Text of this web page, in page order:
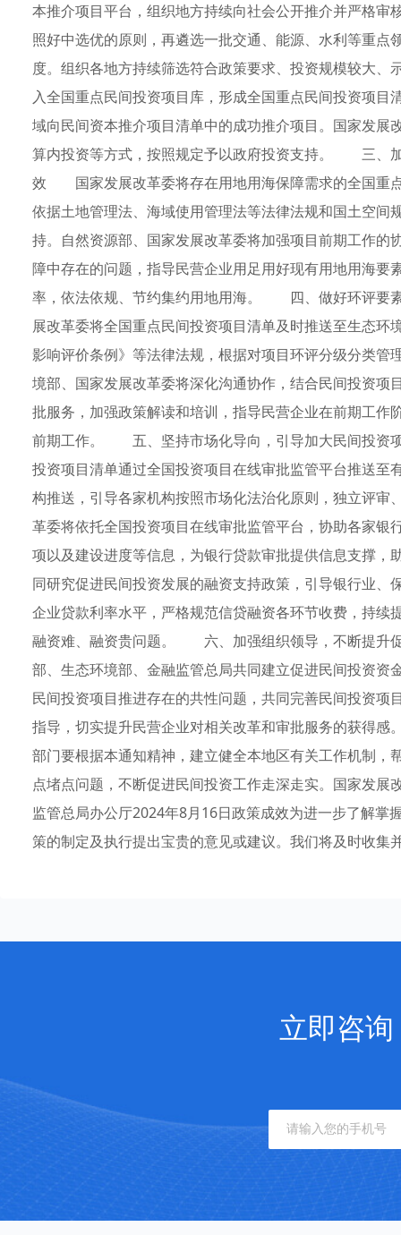
本推介项目平台，组织地方持续向社会公开推介并严格
照好中选优的原则，再遴选一批交通、能源、水利等重
度。组织各地方持续筛选符合政策要求、投资规模较大
入全国重点民间投资项目库，形成全国重点民间投资项
域向民间资本推介项目清单中的成功推介项目。国家发
算内投资等方式，按照规定予以政府投资支持。 三、
效 国家发展改革委将存在用地用海保障需求的全国重
依据土地管理法、海域使用管理法等法律法规和国土空
持。自然资源部、国家发展改革委将加强项目前期工作
障中存在的问题，指导民营企业用足用好现有用地用海
率，依法依规、节约集约用地用海。 四、做好环评
展改革委将全国重点民间投资项目清单及时推送至生态
影响评价条例》等法律法规，根据对项目环评分级分类
境部、国家发展改革委将深化沟通协作，结合民间投资
批服务，加强政策解读和培训，指导民营企业在前期工
前期工作。 五、坚持市场化导向，引导加大民间投
投资项目清单通过全国投资项目在线审批监管平台推送
构推送，引导各家机构按照市场化法治化原则，独立评
革委将依托全国投资项目在线审批监管平台，协助各家
项以及建设进度等信息，为银行贷款审批提供信息支撑
同研究促进民间投资发展的融资支持政策，引导银行业
企业贷款利率水平，严格规范信贷融资各环节收费，持
融资难、融资贵问题。 六、加强组织领导，不断提
部、生态环境部、金融监管总局共同建立促进民间投资
民间投资项目推进存在的共性问题，共同完善民间投资
指导，切实提升民营企业对相关改革和审批服务的获得
部门要根据本通知精神，建立健全本地区有关工作机制
点堵点问题，不断促进民间投资工作走深走实。国家发
监管总局办公厅2024年8月16日政策成效为进一步了解
策的制定及执行提出宝贵的意见或建议。我们将及时收集
立即咨